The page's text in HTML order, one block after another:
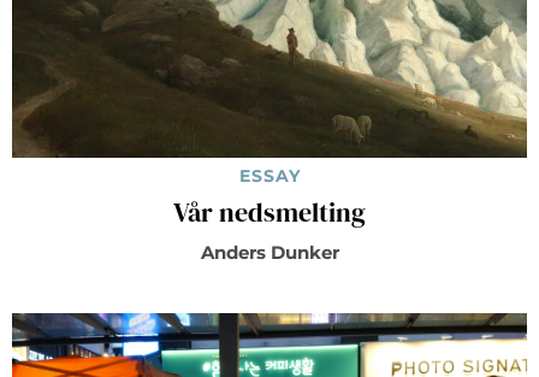
ESSAY
Vår nedsmelting
Anders Dunker